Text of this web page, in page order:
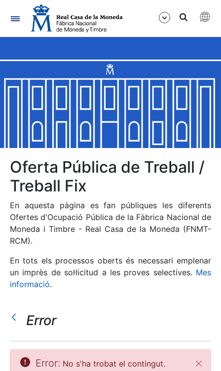
Navegació
Mostra/Amaga
Mostra/Amaga
Mostra/Amaga
Mostra/Amaga
Mostra/Amaga
Oferta Pública de Treball /
Treball Fix
En aquesta pàgina es fan públiques les diferents
Ofertes d'Ocupació Pública de la Fàbrica Nacional de
Moneda i Timbre - Real Casa de la Moneda (FNMT-
RCM).
En tots els processos oberts és necessari emplenar
un imprès de sol·licitud a les proves selectives. Mes
informació.
Error
Tanca
Error: No s'ha trobat el contingut.